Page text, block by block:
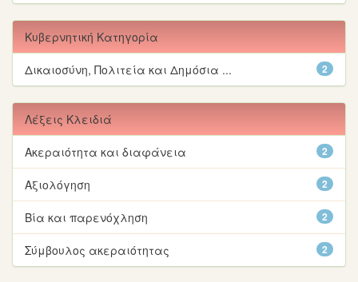
Κυβερνητική Κατηγορία
2
Δικαιοσύνη, Πολιτεία και Δημόσια ...
Λέξεις Κλειδιά
2
Ακεραιότητα και διαφάνεια
2
Αξιολόγηση
2
Βία και παρενόχληση
2
Σύμβουλος ακεραιότητας